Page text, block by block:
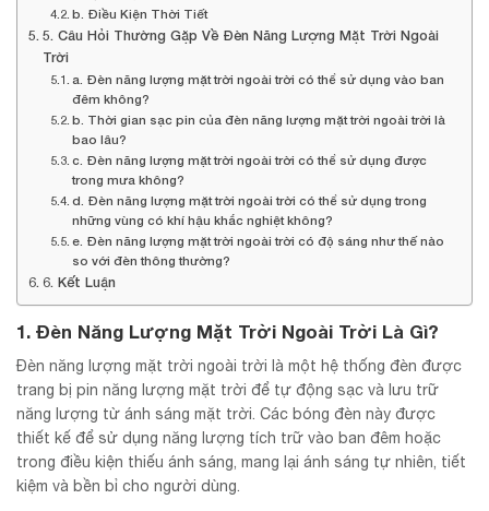
b. Điều Kiện Thời Tiết
5. Câu Hỏi Thường Gặp Về Đèn Năng Lượng Mặt Trời Ngoài
Trời
a. Đèn năng lượng mặt trời ngoài trời có thể sử dụng vào ban
đêm không?
b. Thời gian sạc pin của đèn năng lượng mặt trời ngoài trời là
bao lâu?
c. Đèn năng lượng mặt trời ngoài trời có thể sử dụng được
trong mưa không?
d. Đèn năng lượng mặt trời ngoài trời có thể sử dụng trong
những vùng có khí hậu khắc nghiệt không?
e. Đèn năng lượng mặt trời ngoài trời có độ sáng như thế nào
so với đèn thông thường?
6. Kết Luận
1. Đèn Năng Lượng Mặt Trời Ngoài Trời Là Gì?
Đèn năng lượng mặt trời ngoài trời là một hệ thống đèn được
trang bị pin năng lượng mặt trời để tự động sạc và lưu trữ
năng lượng từ ánh sáng mặt trời. Các bóng đèn này được
thiết kế để sử dụng năng lượng tích trữ vào ban đêm hoặc
trong điều kiện thiếu ánh sáng, mang lại ánh sáng tự nhiên, tiết
kiệm và bền bỉ cho người dùng.